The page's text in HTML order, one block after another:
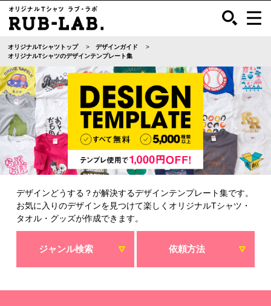
オリジナルTシャツトップ
デザインガイド
オリジナルTシャツのデザインテンプレート集
デザインどうする？が解決するデザインテンプレート集です。
お気に入りのデザインを見つけて楽しくオリジナルTシャツ・
タオル・グッズが作成できます。
ジャンル検索 依頼方法